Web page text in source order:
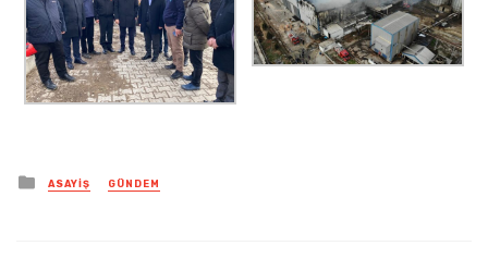
Posted
in
ASAYIŞ GÜNDEM